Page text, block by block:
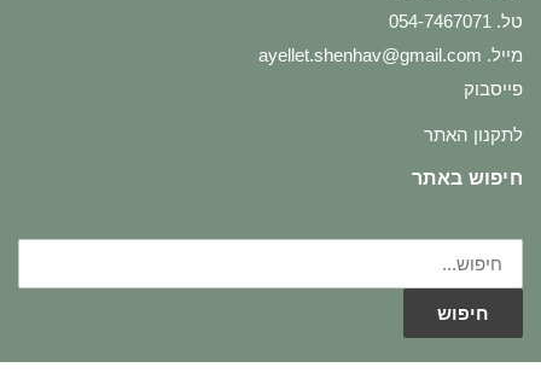
טל. 054-7467071
מייל. ayellet.shenhav@gmail.com
פייסבוק
לתקנון האתר
חיפוש באתר
חיפוש
עבור:
חיפוש